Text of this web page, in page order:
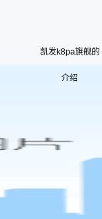
凯发k8pa旗舰的
介绍